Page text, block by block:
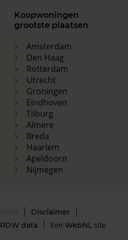
Koopwoningen
grootste plaatsen
Amsterdam
Den Haag
Rotterdam
Utrecht
Groningen
Eindhoven
Tilburg
Almere
Breda
Haarlem
Apeldoorn
Nijmegen
Disclaimer
RDW data Een WebNLsite